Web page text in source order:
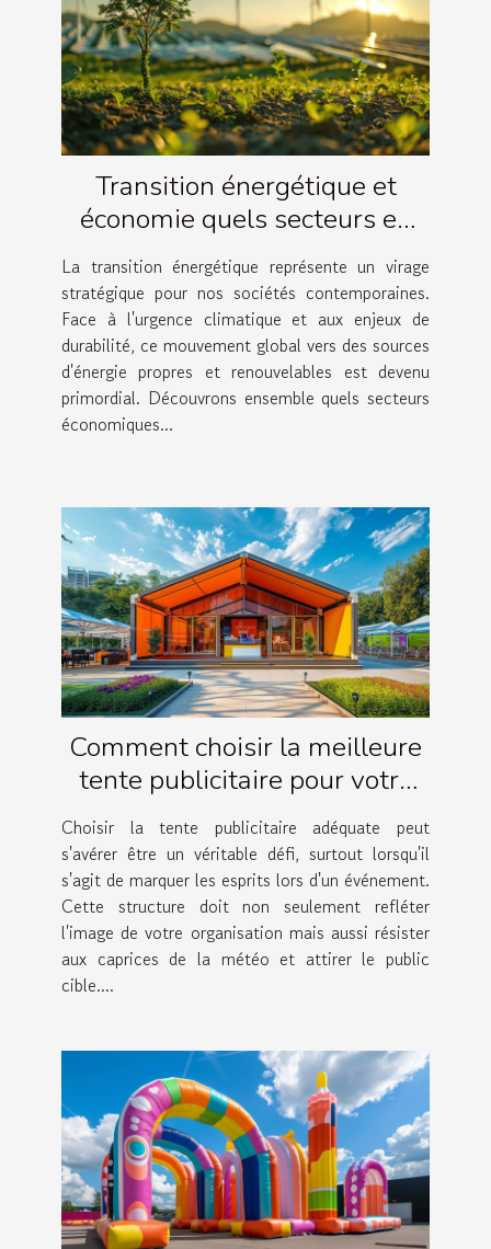
Transition énergétique et
économie quels secteurs en
bénéficieront le plus
La transition énergétique représente un virage
stratégique pour nos sociétés contemporaines.
Face à l'urgence climatique et aux enjeux de
durabilité, ce mouvement global vers des sources
d'énergie propres et renouvelables est devenu
primordial. Découvrons ensemble quels secteurs
économiques...
Comment choisir la meilleure
tente publicitaire pour votre
événement
Choisir la tente publicitaire adéquate peut
s'avérer être un véritable défi, surtout lorsqu'il
s'agit de marquer les esprits lors d'un événement.
Cette structure doit non seulement refléter
l'image de votre organisation mais aussi résister
aux caprices de la météo et attirer le public
cible....